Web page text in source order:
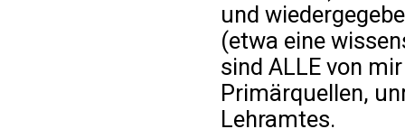
und
(etwa eine
sind ALLE von
Primärquellen,
Lehramtes.